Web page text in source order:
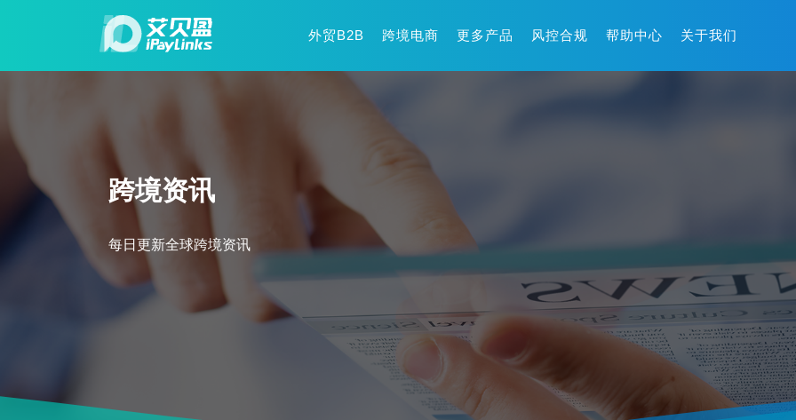
外贸B2B 跨境电商 更多产品 风控合规 帮助中心 关于我们
跨境资讯
每日更新全球跨境资讯